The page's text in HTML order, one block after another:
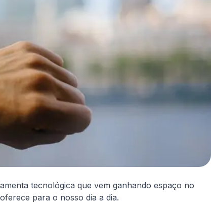
tecnológica que vem ganhando espaço no
para o nosso dia a dia.